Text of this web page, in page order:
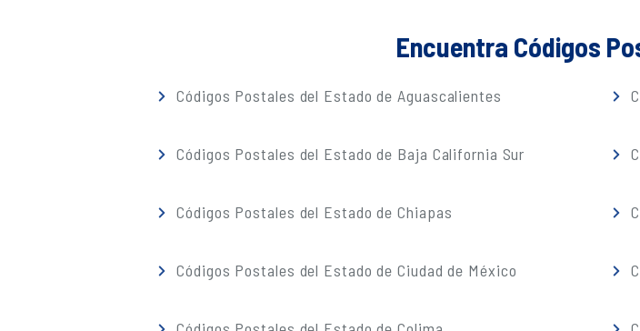
Encuentra Códigos
Códigos Postales del Estado de Aguascalientes
Códigos Postales del Estado de Baja California Sur
Códigos Postales del Estado de Chiapas
Códigos Postales del Estado de Ciudad de México